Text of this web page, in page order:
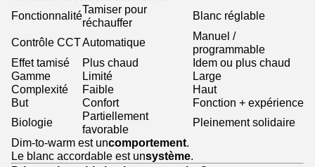
FonctionnalitéTamiser pour
réchauffer
Blanc réglable
Contrôle CCTAutomatique
Manuel /
programmable
Effet tamisé
Plus chaud
Idem ou plus chaud
Gamme
Limité
Large
Complexité
Faible
Haut
But
Confort
Fonction + expérience
Biologie
Partiellement
favorable
Pleinement solidaire
Dim-to-warm est uncomportement.
Le blanc accordable est unsystème.